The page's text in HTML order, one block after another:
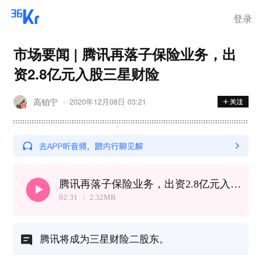
登录
市场要闻 | 腾讯再落子保险业务，出
资2.8亿元入股三星财险
高铂宁 2020年12月08日 03:21
腾讯再落子保险业务，出资2.8亿元入股三星财险
02:31 2.32MB
腾讯将成为三星财险二股东。